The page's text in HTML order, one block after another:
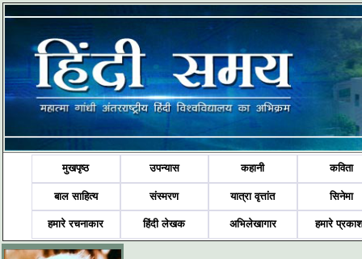
मुखपृष्ठ उपन्यास कहानी कविता
बाल साहित्य संस्मरण यात्रा वृत्तांत सिनेमा
हमारे रचनाकार हिंदी लेखक अभिलेखागार हमारे